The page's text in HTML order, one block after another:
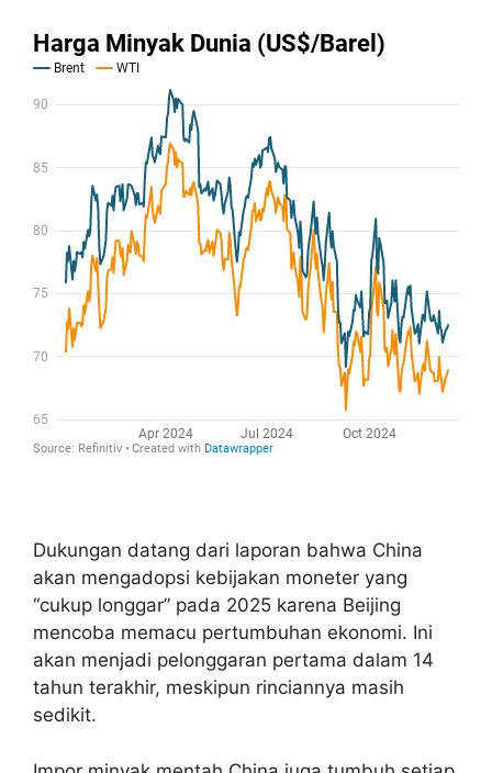
Dukungan datang dari laporan bahwa China
akan mengadopsi kebijakan moneter yang
“cukup longgar” pada 2025 karena Beijing
mencoba memacu pertumbuhan ekonomi. Ini
akan menjadi pelonggaran pertama dalam 14
tahun terakhir, meskipun rinciannya masih
sedikit.